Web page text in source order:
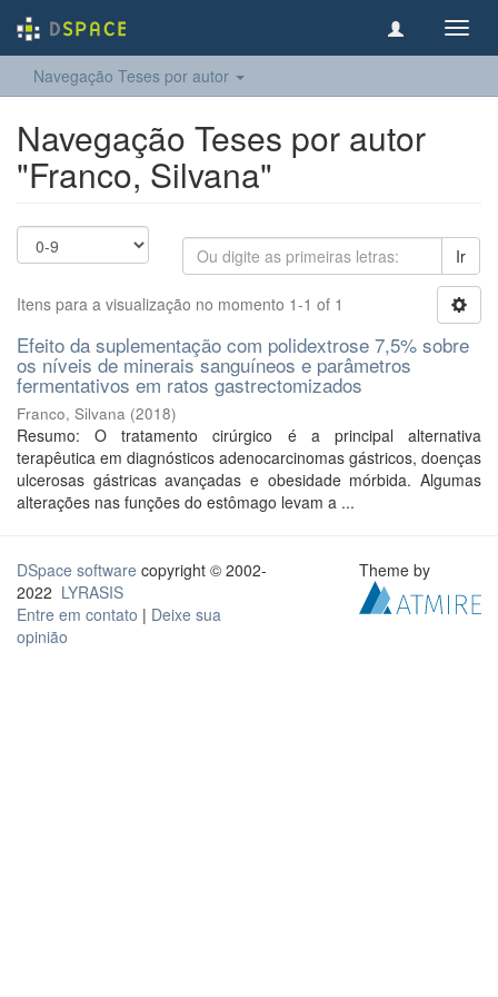
Navegação Teses por autor
Navegação Teses por autor
"Franco, Silvana"
Ir
Itens para a visualização no momento 1-1 of 1
Efeito da suplementação com polidextrose 7,5% sobre
os níveis de minerais sanguíneos e parâmetros
fermentativos em ratos gastrectomizados
Franco, Silvana (2018)
Resumo: O tratamento cirúrgico é a principal alternativa
terapêutica em diagnósticos adenocarcinomas gástricos, doenças
ulcerosas gástricas avançadas e obesidade mórbida. Algumas
alterações nas funções do estômago levam a ...
DSpace software copyright © 2002-
2022 LYRASIS
Entre em contato | Deixe sua
opinião
Theme by